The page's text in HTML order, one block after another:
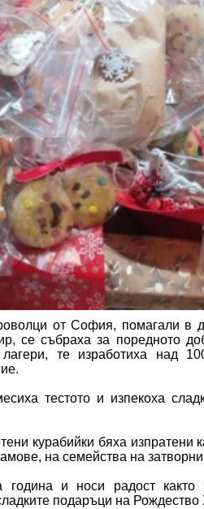
от София, помагали в
се събраха за поредното
те изработиха над
тестото и изпекоха
курабийки бяха изпратени
на семейства на
и носи радост както
подаръци на Рождество